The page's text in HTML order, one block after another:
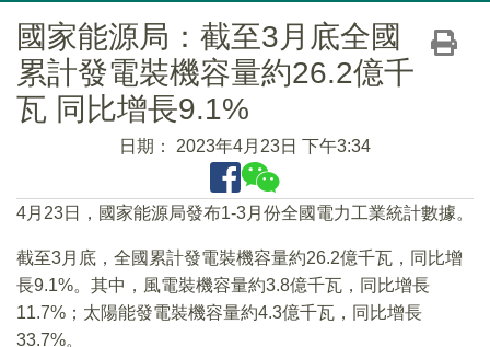
國家能源局：截至3月底全國
累計發電裝機容量約26.2億千
瓦 同比增長9.1%
日期： 2023年4月23日 下午3:34
4月23日，國家能源局發布1-3月份全國電力工業統計數據。
截至3月底，全國累計發電裝機容量約26.2億千瓦，同比增
長9.1%。其中，風電裝機容量約3.8億千瓦，同比增長
11.7%；太陽能發電裝機容量約4.3億千瓦，同比增長
33.7%。